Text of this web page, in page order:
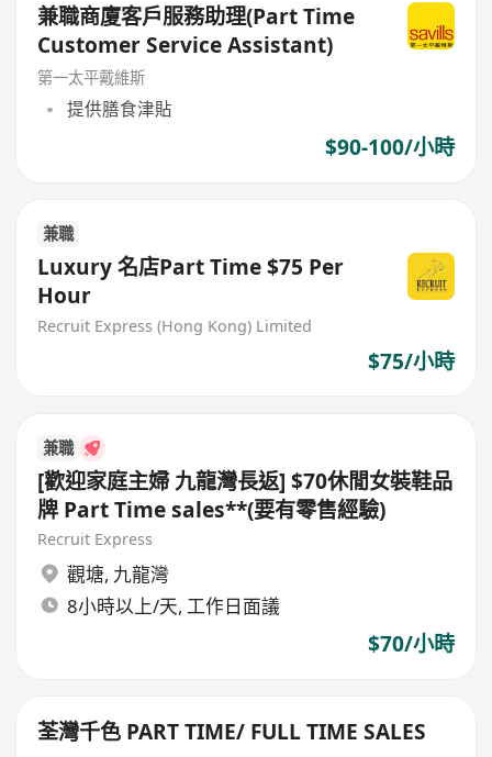
兼職商廈客戶服務助理(Part Time
Customer Service Assistant)
第一太平戴維斯
提供膳食津貼
$90-100/小時
兼職
Luxury 名店Part Time $75 Per
Hour
Recruit Express (Hong Kong) Limited
$75/小時
兼職
[歡迎家庭主婦 九龍灣長返] $70休閒女裝鞋品
牌 Part Time sales**(要有零售經驗)
Recruit Express
觀塘, 九龍灣
8小時以上/天, 工作日面議
$70/小時
荃灣千色 PART TIME/ FULL TIME SALES